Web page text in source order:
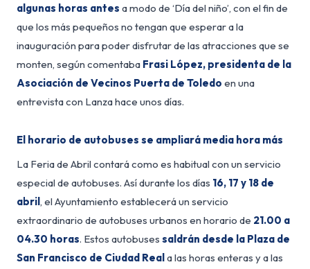
algunas horas antes a modo de ‘Día del niño’, con el fin de
que los más pequeños no tengan que esperar a la
inauguración para poder disfrutar de las atracciones que se
monten, según comentaba Frasi López, presidenta de la
Asociación de Vecinos Puerta de Toledo en una
entrevista con Lanza hace unos días.
El horario de autobuses se ampliará media hora más
La Feria de Abril contará como es habitual con un servicio
especial de autobuses. Así durante los días 16, 17 y 18 de
abril , el Ayuntamiento establecerá un servicio
extraordinario de autobuses urbanos en horario de 21.00 a
04.30 horas. Estos autobuses saldrán desde la Plaza de
San Francisco de Ciudad Real a las horas enteras y a las